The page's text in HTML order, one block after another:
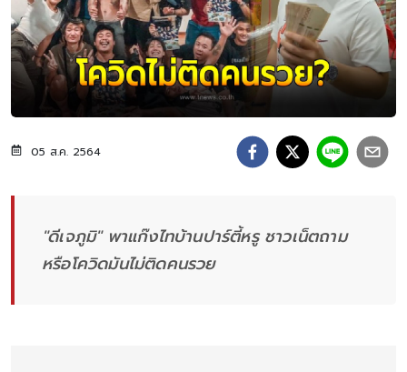
05 ส.ค. 2564
"ดีเจภูมิ" พาแก๊งไทบ้านปาร์ตี้หรู ชาวเน็ตถาม
หรือโควิดมันไม่ติดคนรวย